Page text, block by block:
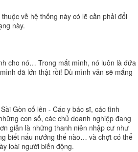
về hệ thống này có lẽ cần phải đổi
này.
cho nó… Trong mắt mình, nó luôn là đứa
đã lớn thật rồi! Dù mình vẫn sẽ mắng
Gòn cố lên - Các y bác sĩ, các tình
con số, các chủ doanh nghiệp đang
giản là những thanh niên nhập cư như
biết nấu nướng thế nào… và chợt có thể
loài người biến động.